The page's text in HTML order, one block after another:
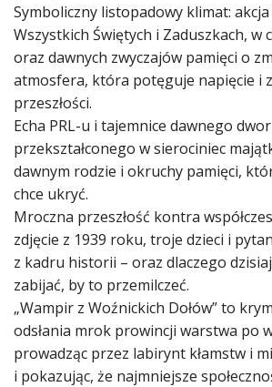
Symboliczny listopadowy klimat:
Wszystkich Świętych i Zaduszkach, w
oraz dawnych zwyczajów pamięci o
atmosfera, która potęguje napięcie i
przeszłości.
Echa PRL-u i tajemnice dawnego
przekształconego w sierociniec
dawnym rodzie i okruchy pamięci,
chce ukryć.
Mroczna przeszłość kontra
zdjęcie z 1939 roku, troje dzieci i
z kadru historii – oraz dlaczego
zabijać, by to przemilczeć.
„Wampir z Woźnickich Dołów” to
odsłania mrok prowincji warstwa po
prowadząc przez labirynt kłamstw i
i pokazując, że najmniejsze